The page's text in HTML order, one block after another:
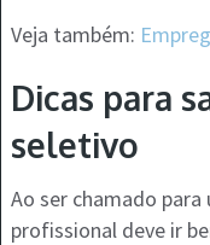
Veja também:
Dicas para
seletivo
Ao ser chamado
profissional deve ir